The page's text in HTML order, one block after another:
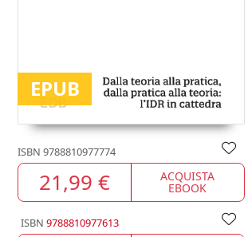
EPUB
ISBN 9788810977774
21,99 € ACQUISTA
EBOOK
ISBN 9788810977613